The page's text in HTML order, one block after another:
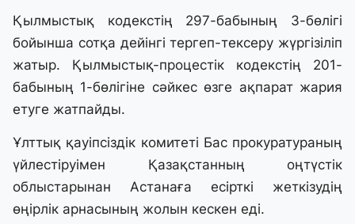
Қылмыстық кодекстің 297-бабының 3-бөлігі
бойынша сотқа дейінгі тергеп-тексеру жүргізіліп
жатыр. Қылмыстық-процестік кодекстің 201-
бабының 1-бөлігіне сәйкес өзге ақпарат жария
етуге жатпайды.
Ұлттық қауіпсіздік комитеті Бас прокуратураның
үйлестіруімен Қазақстанның оңтүстік
облыстарынан Астанаға есірткі жеткізудің
өңірлік арнасының жолын кескен еді.